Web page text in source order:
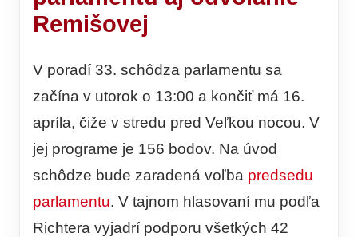
Remišovej
V poradí 33. schôdza parlamentu sa
začína v utorok o 13:00 a končiť má 16.
apríla, čiže v stredu pred Veľkou nocou. V
jej programe je 156 bodov. Na úvod
schôdze bude zaradená voľba predsedu
parlamentu. V tajnom hlasovaní mu podľa
Richtera vyjadrí podporu všetkých 42